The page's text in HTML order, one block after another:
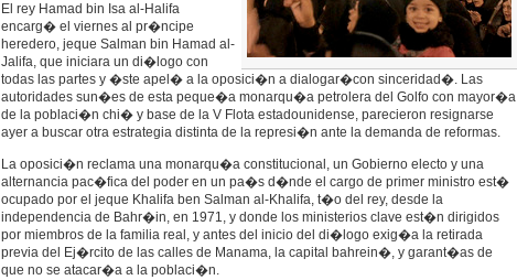
El rey Hamad bin Isa al-Halifa
encarg� el viernes al pr�ncipe
heredero, jeque Salman bin Hamad al-
Jalifa, que iniciara un di�logo con
todas las partes y �ste apel� a la oposici�n a dialogar�con sinceridad�. Las
autoridades sun�es de esta peque�a monarqu�a petrolera del Golfo con mayor�a
de la poblaci�n chi� y base de la V Flota estadounidense, parecieron resignarse
ayer a buscar otra estrategia distinta de la represi�n ante la demanda de reformas.
La oposici�n reclama una monarqu�a constitucional, un Gobierno electo y una
alternancia pac�fica del poder en un pa�s d�nde el cargo de primer ministro est�
ocupado por el jeque Khalifa ben Salman al-Khalifa, t�o del rey, desde la
independencia de Bahr�in, en 1971, y donde los ministerios clave est�n dirigidos
por miembros de la familia real, y antes del inicio del di�logo exig�a la retirada
previa del Ej�rcito de las calles de Manama, la capital bahrein�, y garant�as de
que no se atacar�a a la poblaci�n.